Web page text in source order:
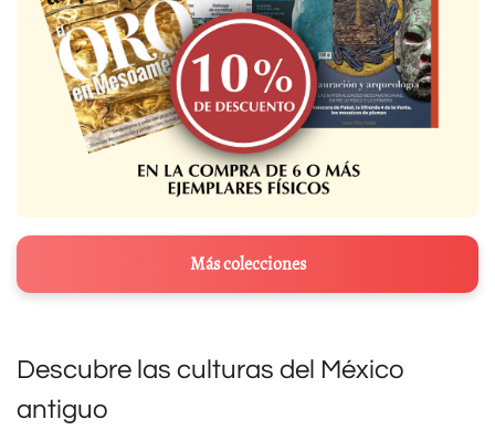
Más colecciones
Descubre las culturas del México
antiguo